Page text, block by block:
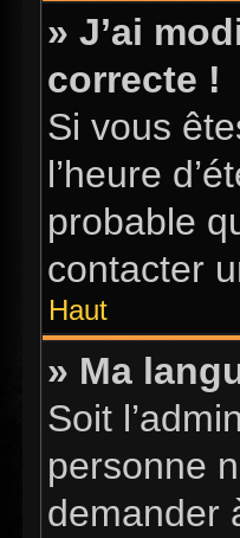
» J’ai
correcte !
Si vous
l’heure
probable
contacter
Haut
» Ma
Soit
personne
demander